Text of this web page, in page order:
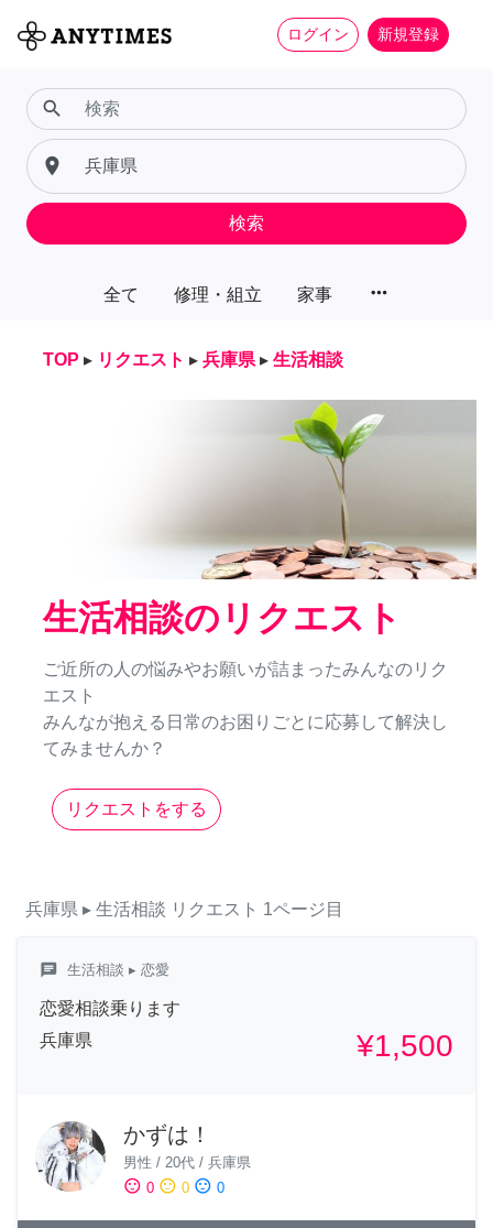
ログイン 新規登録
全て 修理・組立 家事 more_horiz
search
place
検索
TOP ▸ リクエスト ▸ 兵庫県 ▸ 生活相談
生活相談のリクエスト
ご近所の人の悩みやお願いが詰まったみんなのリク
エスト
みんなが抱える日常のお困りごとに応募して解決し
てみませんか？
リクエストをする
兵庫県 ▸ 生活相談 リクエスト 1ページ目
chat 生活相談 ▸ 恋愛
恋愛相談乗ります
兵庫県
¥1,500
かずは！
男性 / 20代 / 兵庫県
sentiment_satisfied 0 sentiment_neutral 0 sentiment_dissatisfied 0